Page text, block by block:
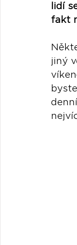
lidí
fakt
jiný